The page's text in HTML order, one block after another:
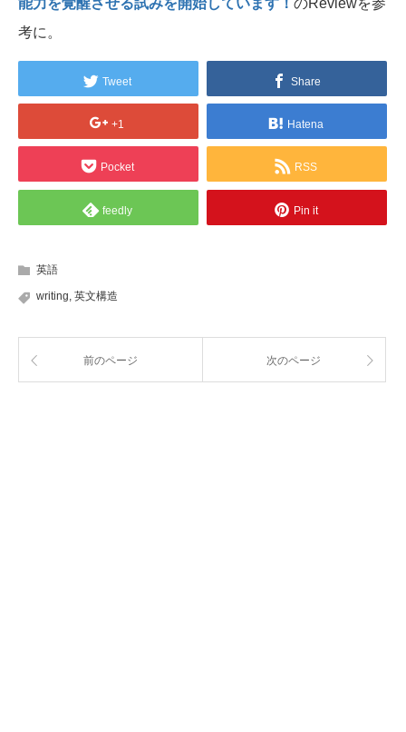
考に。
Tweet Share
+1 Hatena
Pocket RSS
feedly Pin it
英語
writing, 英文構造
前のページ 次のページ